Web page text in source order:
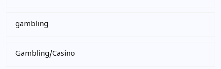
gambling
Gambling/Casino